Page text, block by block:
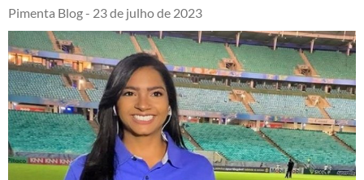
Pimenta Blog - 23 de julho de 2023